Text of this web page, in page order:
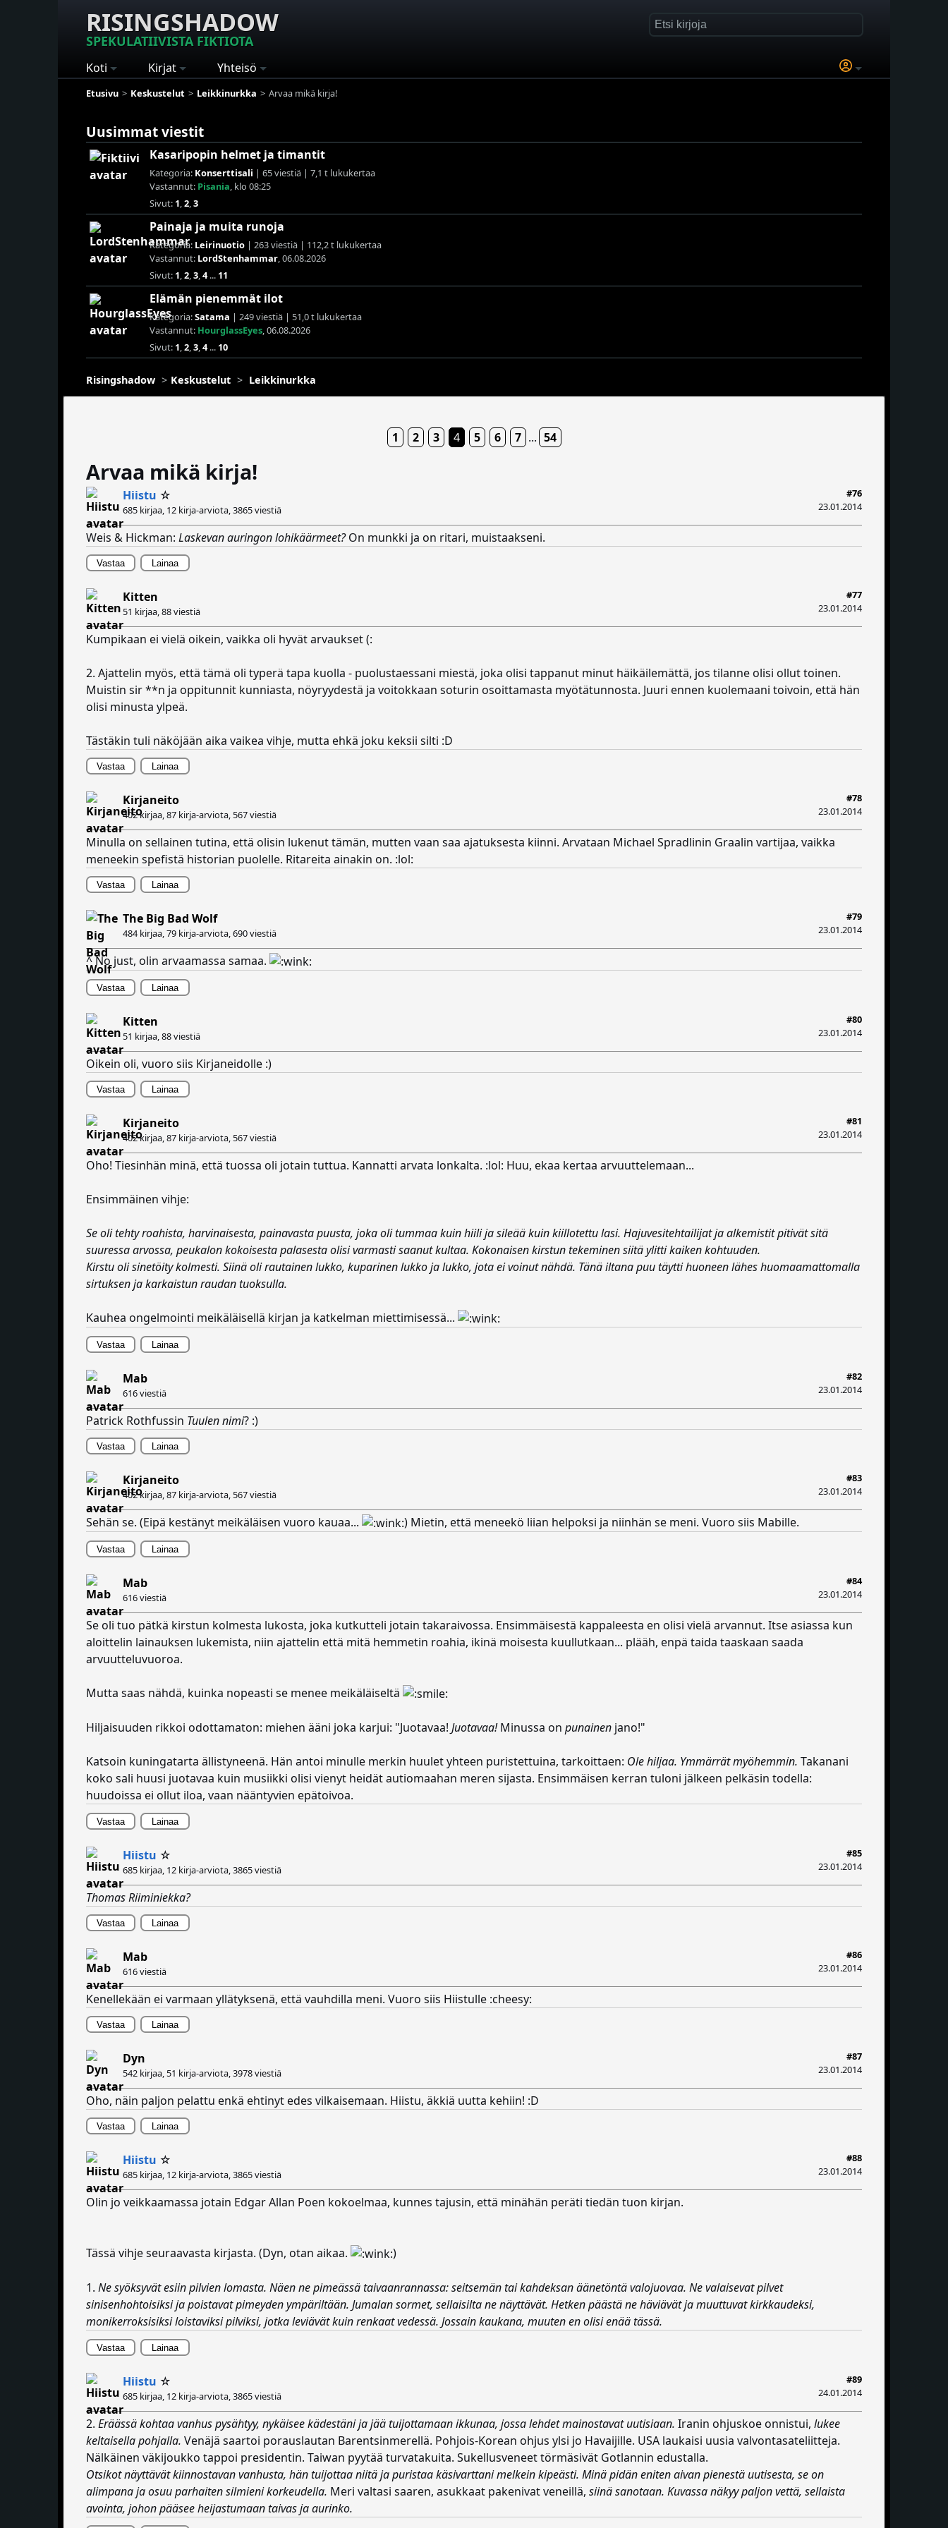
RISINGSHADOW
SPEKULATIIVISTA FIKTIOTA
Koti Kirjat Yhteisö
Etusivu Keskustelut Leikkinurkka Arvaa mikä kirja!
Uusimmat viestit
Kasaripopin helmet ja timantit
Kategoria: Konserttisali | 65 viestiä | 7,1 t lukukertaa
Vastannut: Pisania , klo 08:25
Sivut: 1 2 3
Painaja ja muita runoja
Kategoria: Leirinuotio | 263 viestiä | 112,2 t lukukertaa
Vastannut: LordStenhammar , 06.08.2026
Sivut: 1 2 3 4... 11
Elämän pienemmät ilot
Kategoria:Satama | 249 viestiä | 51,0 t lukukertaa
Vastannut: HourglassEyes , 06.08.2026
Sivut: 1 2 3 4... 10
Risingshadow Keskustelut Leikkinurkka
1 2 3 4 5 6 7 ... 54
Arvaa mikä kirja!
#76
23.01.2014
Hiistu ☆
685 kirjaa, 12 kirja-arviota, 3865 viestiä
Weis & Hickman: Laskevan auringon lohikäärmeet?On munkki ja on ritari, muistaakseni.
Vastaa Lainaa
#77
23.01.2014
Kitten
51 kirjaa, 88 viestiä
Kumpikaan ei vielä oikein, vaikka oli hyvät arvaukset (:
2. Ajattelin myös, että tämä oli typerä tapa kuolla - puolustaessani miestä, joka olisi tappanut minut häikäilemättä, jos tilanne olisi ollut toinen.
Muistin sir **n ja oppitunnit kunniasta, nöyryydestä ja voitokkaan soturin osoittamasta myötätunnosta. Juuri ennen kuolemaani toivoin, että hän
olisi minusta ylpeä.
Tästäkin tuli näköjään aika vaikea vihje, mutta ehkä joku keksii silti :D
Vastaa Lainaa
#78
23.01.2014
Kirjaneito
402 kirjaa, 87 kirja-arviota, 567 viestiä
Minulla on sellainen tutina, että olisin lukenut tämän, mutten vaan saa ajatuksesta kiinni. Arvataan Michael Spradlinin Graalin vartijaa, vaikka
meneekin spefistä historian puolelle. Ritareita ainakin on. :lol:
Vastaa Lainaa
#79
23.01.2014
The Big Bad Wolf
484 kirjaa, 79 kirja-arviota, 690 viestiä
^ No just, olin arvaamassa samaa.
Vastaa Lainaa
#80
23.01.2014
Kitten
51 kirjaa, 88 viestiä
Oikein oli, vuoro siis Kirjaneidolle :)
Vastaa Lainaa
#81
23.01.2014
Kirjaneito
402 kirjaa, 87 kirja-arviota, 567 viestiä
Oho! Tiesinhän minä, että tuossa oli jotain tuttua. Kannatti arvata lonkalta. :lol: Huu, ekaa kertaa arvuuttelemaan...
Ensimmäinen vihje:
Se oli tehty roahista, harvinaisesta, painavasta puusta, joka oli tummaa kuin hiili ja sileää kuin kiillotettu lasi. Hajuvesitehtailijat ja alkemistit pitivät sitä
suuressa arvossa, peukalon kokoisesta palasesta olisi varmasti saanut kultaa. Kokonaisen kirstun tekeminen siitä ylitti kaiken kohtuuden.
Kirstu oli sinetöity kolmesti. Siinä oli rautainen lukko, kuparinen lukko ja lukko, jota ei voinut nähdä. Tänä iltana puu täytti huoneen lähes huomaamattomalla
sirtuksen ja karkaistun raudan tuoksulla.
Kauhea ongelmointi meikäläisellä kirjan ja katkelman miettimisessä...
Vastaa Lainaa
#82
23.01.2014
Mab
616 viestiä
Patrick Rothfussin Tuulen nimi? :)
Vastaa Lainaa
#83
23.01.2014
Kirjaneito
402 kirjaa, 87 kirja-arviota, 567 viestiä
Sehän se. (Eipä kestänyt meikäläisen vuoro kauaa... ) Mietin, että meneekö liian helpoksi ja niinhän se meni. Vuoro siis Mabille.
Vastaa Lainaa
#84
23.01.2014
Mab
616 viestiä
Se oli tuo pätkä kirstun kolmesta lukosta, joka kutkutteli jotain takaraivossa. Ensimmäisestä kappaleesta en olisi vielä arvannut. Itse asiassa kun
aloittelin lainauksen lukemista, niin ajattelin että mitä hemmetin roahia, ikinä moisesta kuullutkaan... plääh, enpä taida taaskaan saada
arvuutteluvuoroa.
Mutta saas nähdä, kuinka nopeasti se menee meikäläiseltä
Hiljaisuuden rikkoi odottamaton: miehen ääni joka karjui: "Juotavaa! Juotavaa!Minussa on punainen jano!"
Katsoin kuningatarta ällistyneenä. Hän antoi minulle merkin huulet yhteen puristettuina, tarkoittaen: Ole hiljaa. Ymmärrät myöhemmin. Takanani
koko sali huusi juotavaa kuin musiikki olisi vienyt heidät autiomaahan meren sijasta. Ensimmäisen kerran tuloni jälkeen pelkäsin todella:
huudoissa ei ollut iloa, vaan nääntyvien epätoivoa.
Vastaa Lainaa
#85
23.01.2014
Hiistu ☆
685 kirjaa, 12 kirja-arviota, 3865 viestiä
Thomas Riiminiekka?
Vastaa Lainaa
#86
23.01.2014
Mab
616 viestiä
Kenellekään ei varmaan yllätyksenä, että vauhdilla meni. Vuoro siis Hiistulle :cheesy:
Vastaa Lainaa
#87
23.01.2014
Dyn
542 kirjaa, 51 kirja-arviota, 3978 viestiä
Oho, näin paljon pelattu enkä ehtinyt edes vilkaisemaan. Hiistu, äkkiä uutta kehiin! :D
Vastaa Lainaa
#88
23.01.2014
Hiistu ☆
685 kirjaa, 12 kirja-arviota, 3865 viestiä
Olin jo veikkaamassa jotain Edgar Allan Poen kokoelmaa, kunnes tajusin, että minähän peräti tiedän tuon kirjan.
Tässä vihje seuraavasta kirjasta. (Dyn, otan aikaa. )
1. Ne syöksyvät esiin pilvien lomasta. Näen ne pimeässä taivaanrannassa: seitsemän tai kahdeksan äänetöntä valojuovaa. Ne valaisevat pilvet
sinisenhohtoisiksi ja poistavat pimeyden ympäriltään. Jumalan sormet, sellaisilta ne näyttävät. Hetken päästä ne häviävät ja muuttuvat kirkkaudeksi,
monikerroksisiksi loistaviksi pilviksi, jotka leviävät kuin renkaat vedessä. Jossain kaukana, muuten en olisi enää tässä.
Vastaa Lainaa
#89
24.01.2014
Hiistu ☆
685 kirjaa, 12 kirja-arviota, 3865 viestiä
2. Eräässä kohtaa vanhus pysähtyy, nykäisee kädestäni ja jää tuijottamaan ikkunaa, jossa lehdet mainostavat uutisiaan. Iranin ohjuskoe onnistui, lukee
keltaisella pohjalla. Venäjä saartoi porauslautan Barentsinmerellä. Pohjois-Korean ohjus ylsi jo Havaijille. USA laukaisi uusia valvontasateliitteja.
Nälkäinen väkijoukko tappoi presidentin. Taiwan pyytää turvatakuita. Sukellusveneet törmäsivät Gotlannin edustalla.
Otsikot näyttävät kiinnostavan vanhusta, hän tuijottaa niitä ja puristaa käsivarttani melkein kipeästi. Minä pidän eniten aivan pienestä uutisesta, se on
alimpana ja osuu parhaiten silmieni korkeudella. Meri valtasi saaren, asukkaat pakenivat veneillä, siinä sanotaan. Kuvassa näkyy paljon vettä, sellaista
avointa, johon pääsee heijastumaan taivas ja aurinko.